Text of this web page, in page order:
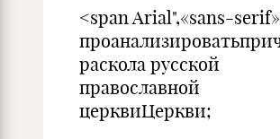
<span Arial",«sans-
раскола русской
православной
церквиЦеркви;